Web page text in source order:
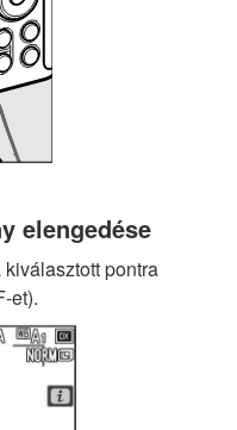
elengedése
pontra
et).